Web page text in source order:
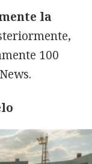
la
100